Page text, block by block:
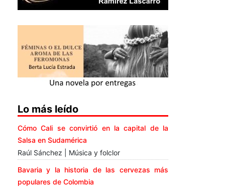
Lo más leído
Cómo Cali se convirtió en la capital de la
Salsa en Sudamérica
Raúl Sánchez | Música y folclor
Bavaria y la historia de las cervezas más
populares de Colombia